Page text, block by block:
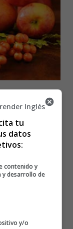
inglés
Inglés
tu
datos
contenido y
y desarrollo de
y/o